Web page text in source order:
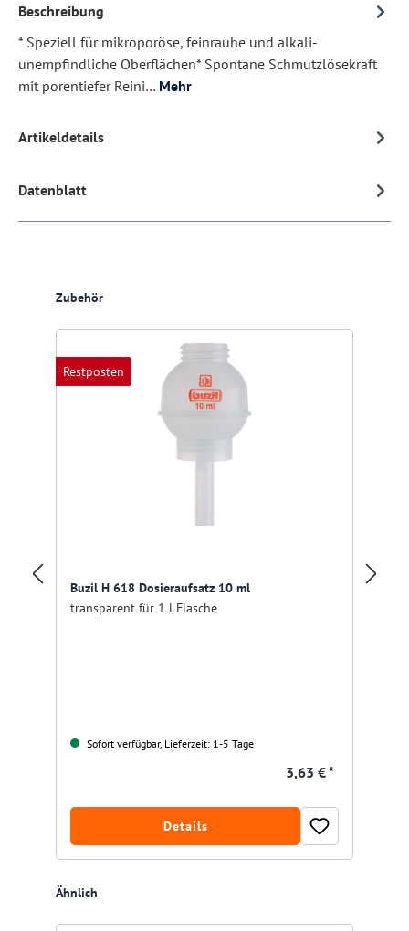
Beschreibung
* Speziell für mikroporöse, feinrauhe und alkali­
unempfindliche Oberflächen* Spontane Schmutzlösekraft
mit porentiefer Reini… Mehr
Artikeldetails
Datenblatt
Produktgalerie überspringen
Zubehör
Restposten
Buzil H 618 Dosieraufsatz 10 ml
transparent für 1 l Flasche
Sofort verfügbar, Lieferzeit: 1-5 Tage
3,63 € *
Details
Produktgalerie überspringen
Ähnlich